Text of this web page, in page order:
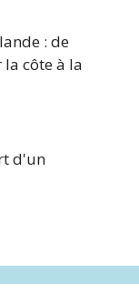
: de
côte à la
d'un